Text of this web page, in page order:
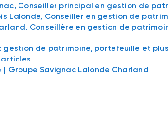
Conseiller principal en gestion de
Lalonde, Conseiller en gestion de
Conseillère en gestion de
gestion de patrimoine, portefeuille et plus
articles
| Groupe Savignac Lalonde Charland